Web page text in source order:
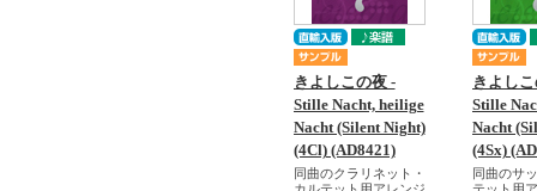
きよしこの夜 -
Stille Nacht, heilige
Nacht (Silent Night)
(4Cl) (AD8421)
同曲のクラリネット・
きよし
Stille
Nacht
(4Sx)
同曲のサ